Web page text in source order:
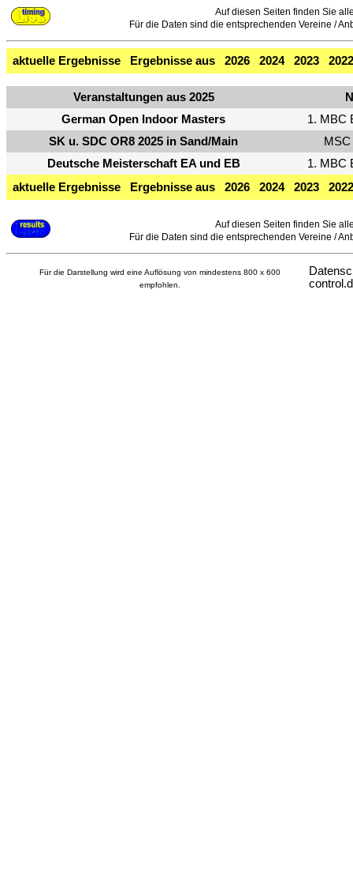
Auf diesen Seiten finden Sie
Für die Daten sind die entsprechenden Vereine /
aktuelle Ergebnisse Ergebnisse aus 2026 2024 2023 2022
Veranstaltungen aus 2025
German Open Indoor Masters
1. MBC
SK u. SDC OR8 2025 in Sand/Main
MSC
Deutsche Meisterschaft EA und EB
1. MBC
aktuelle Ergebnisse
Ergebnisse aus 2026 2024 2023 2022
Auf diesen Seiten finden Sie
Für die Daten sind die entsprechenden Vereine /
Für die Darstellung wird eine Auflösung von mindestens 800 x 600
empfohlen.